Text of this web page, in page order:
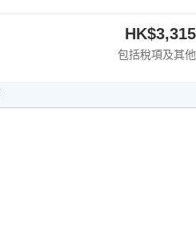
包括稅項及其